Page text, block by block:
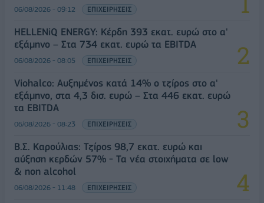
06/08/2026 - 09:12 ΕΠΙΧΕΙΡΗΣΕΙΣ
HELLENiQ ENERGY: Κέρδη 393 εκατ. ευρώ στο α'
εξάμηνο – Στα 734 εκατ. ευρώ τα EBITDA
06/08/2026 - 08:05 ΕΠΙΧΕΙΡΗΣΕΙΣ
Viohalco: Αυξημένος κατά 14% ο τζίρος στο α'
εξάμηνο, στα 4,3 δισ. ευρώ – Στα 446 εκατ. ευρώ
τα EBITDA
06/08/2026 - 08:23 ΕΠΙΧΕΙΡΗΣΕΙΣ
Β.Σ. Καρούλιας: Τζίρος 98,7 εκατ. ευρώ και
αύξηση κερδών 57% - Τα νέα στοιχήματα σε low
& non alcohol
06/08/2026 - 11:48 ΕΠΙΧΕΙΡΗΣΕΙΣ